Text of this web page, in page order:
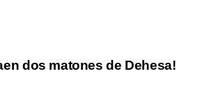
dos matones de Dehesa!